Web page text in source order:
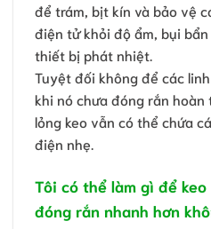
để trám, bịt kín và bảo vệ
điện tử khỏi độ ẩm, bụi
thiết bị phát nhiệt.
Tuyệt đối không để các
khi nó chưa đóng rắn
lỏng keo vẫn có thể chứa
điện nhẹ.
Tôi có thể làm gì để
đóng rắn nhanh hơn